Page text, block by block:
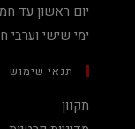
יום ראשון עד חמישי:
ימי שישי וערבי חג: 10:00-
תנאי שימוש
תקנון